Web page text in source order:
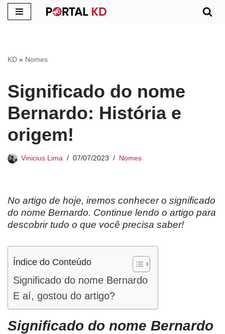
conteúdo
KD » Nomes
Significado do nome
Bernardo: História e
origem!
Vinicius Lima 07/07/2023 Nomes
No artigo de hoje, iremos conhecer o significado
do nome Bernardo. Continue lendo o artigo para
descobrir tudo o que você precisa saber!
Índice do Conteúdo
Significado do nome Bernardo
E aí, gostou do artigo?
Significado do nome Bernardo